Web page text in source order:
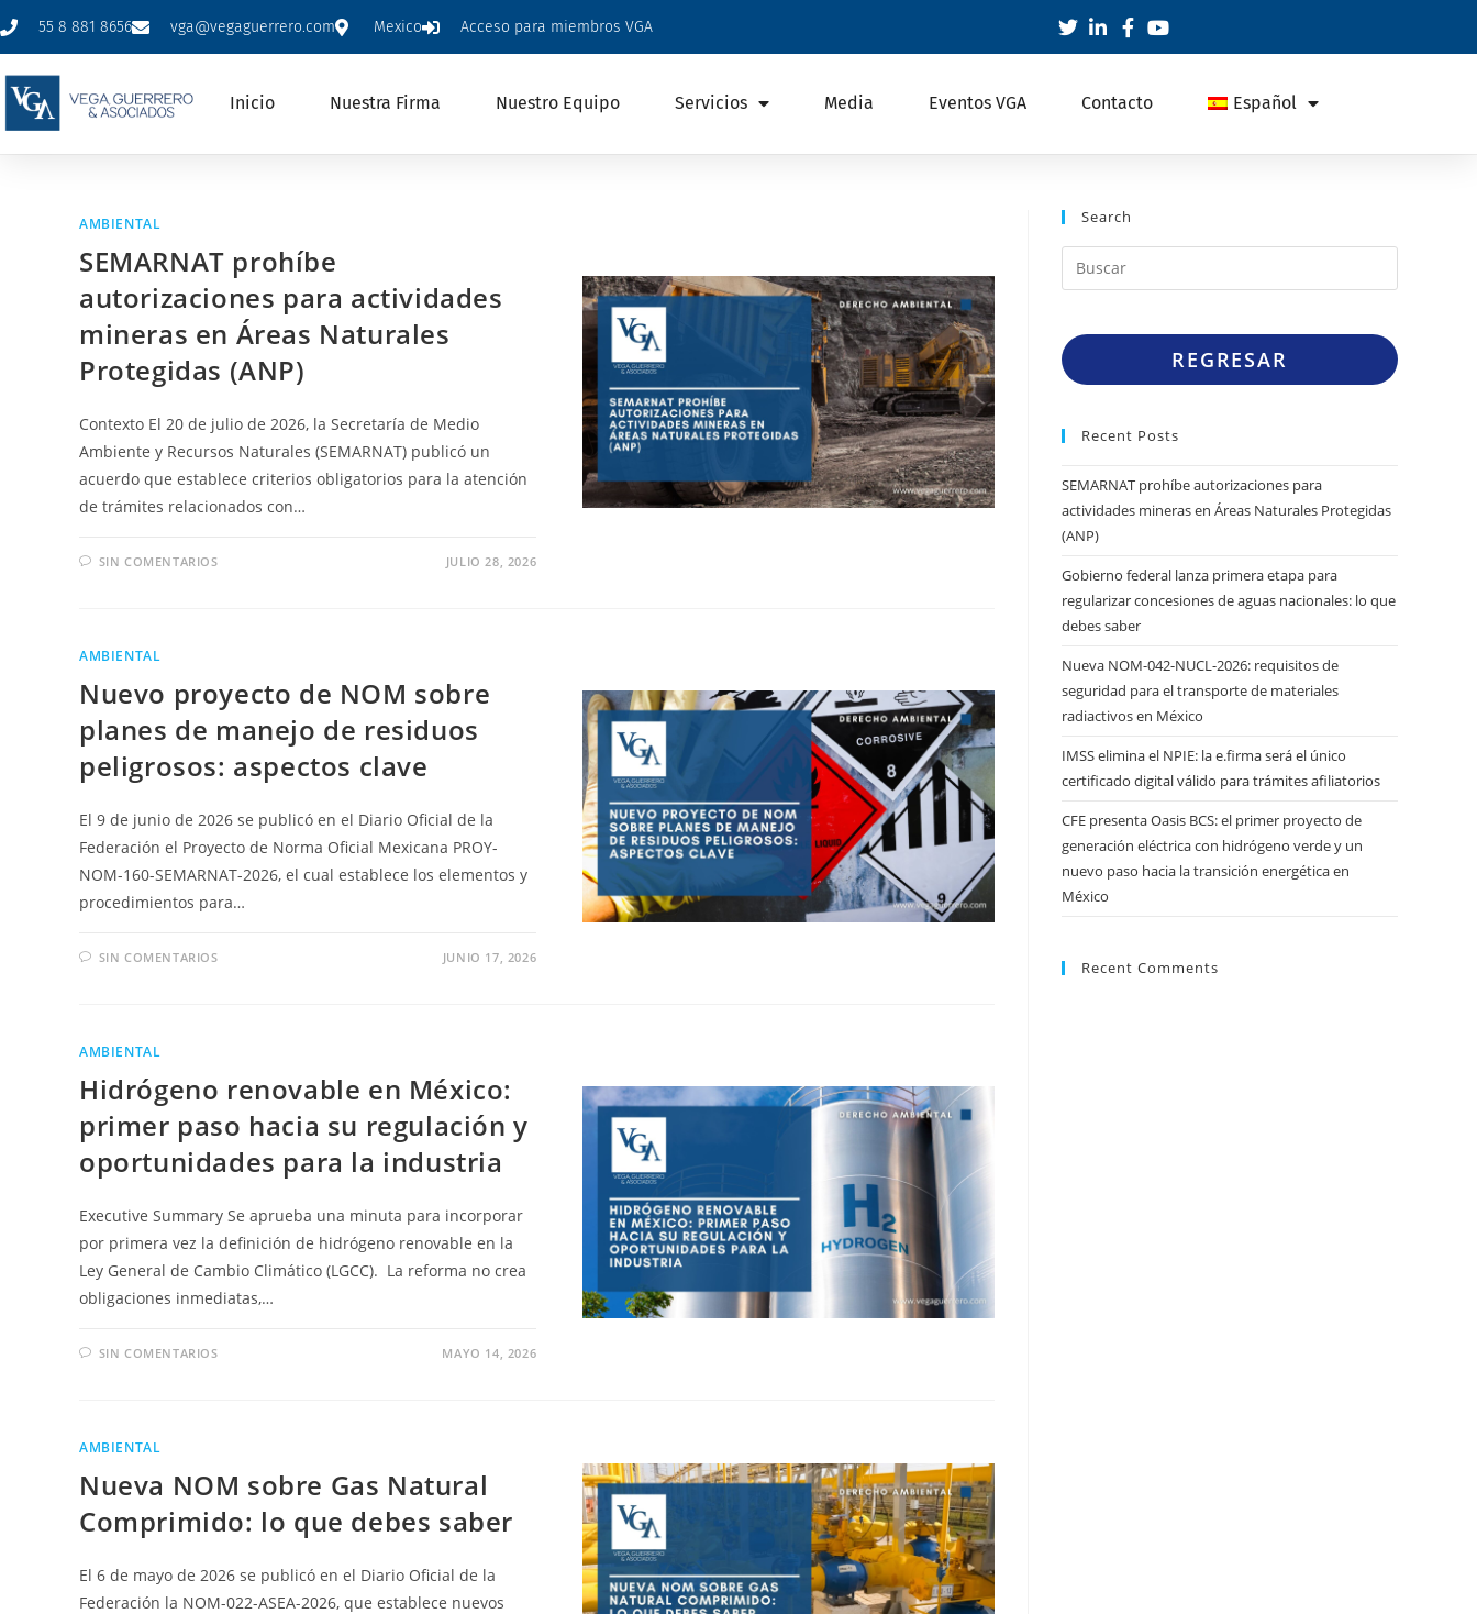
55 8 881 8656 vga@vegaguerrero.com Mexico Acceso para miembros VGA
Inicio Nuestra Firma Nuestro Equipo Servicios Media Eventos VGA Contacto Español
AMBIENTAL
SEMARNAT prohíbe
autorizaciones para actividades
mineras en Áreas Naturales
Protegidas (ANP)
Contexto El 20 de julio de 2026, la Secretaría de Medio
Ambiente y Recursos Naturales (SEMARNAT) publicó un
acuerdo que establece criterios obligatorios para la atención
de trámites relacionados con…
SIN COMENTARIOS JULIO 28, 2026
AMBIENTAL
Nuevo proyecto de NOM sobre
planes de manejo de residuos
peligrosos: aspectos clave
El 9 de junio de 2026 se publicó en el Diario Oficial de la
Federación el Proyecto de Norma Oficial Mexicana PROY-
NOM-160-SEMARNAT-2026, el cual establece los elementos y
procedimientos para…
SIN COMENTARIOS JUNIO 17, 2026
AMBIENTAL
Hidrógeno renovable en México:
primer paso hacia su regulación y
oportunidades para la industria
Executive Summary Se aprueba una minuta para incorporar
por primera vez la definición de hidrógeno renovable en la
Ley General de Cambio Climático (LGCC). La reforma no crea
obligaciones inmediatas,…
SIN COMENTARIOS MAYO 14, 2026
AMBIENTAL
Nueva NOM sobre Gas Natural
Comprimido: lo que debes saber
El 6 de mayo de 2026 se publicó en el Diario Oficial de la
Federación la NOM-022-ASEA-2026, que establece nuevos
Search
REGRESAR
Recent Posts
SEMARNAT prohíbe autorizaciones para
actividades mineras en Áreas Naturales Protegidas
(ANP)
Gobierno federal lanza primera etapa para
regularizar concesiones de aguas nacionales: lo que
debes saber
Nueva NOM-042-NUCL-2026: requisitos de
seguridad para el transporte de materiales
radiactivos en México
IMSS elimina el NPIE: la e.firma será el único
certificado digital válido para trámites afiliatorios
CFE presenta Oasis BCS: el primer proyecto de
generación eléctrica con hidrógeno verde y un
nuevo paso hacia la transición energética en
México
Recent Comments